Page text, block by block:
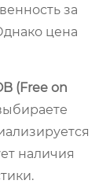
за
цена
(Free on
наличия